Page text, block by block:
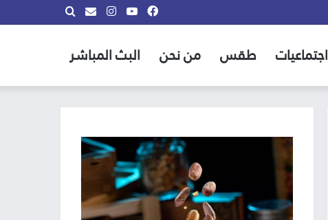
بحث
info@almadina.tvانستقراميوتيوب
فيسبوك
اجتماعيات طقس من نحن البث المباشر